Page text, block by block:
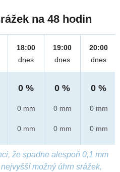
na 48 hodin
18:00
dnes
0 %
0 mm
0 mm
19:00
dnes
0 %
0 mm
0 mm
20:00
dnes
0 %
0 mm
0 mm
že spadne alespoň 0,1 mm
možný úhrn srážek,